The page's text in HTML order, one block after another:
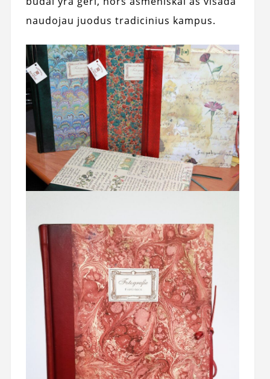
naudojau juodus tradicinius kampus.